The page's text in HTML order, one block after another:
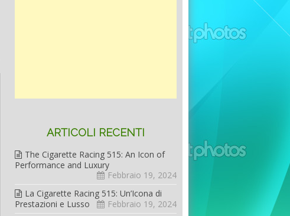
ARTICOLI RECENTI
The Cigarette Racing 515: An Icon of
Performance and Luxury
Febbraio 19, 2024
La Cigarette Racing 515: Un’Icona di
Prestazioni e Lusso
Febbraio 19, 2024